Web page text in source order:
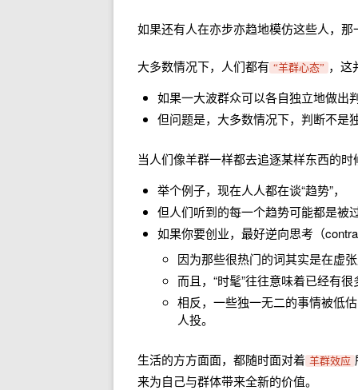
如果还有人在亦步亦趋地模仿这些人，那
大多数情况下，人们都有 “羊群心态” ，这
如果一大波群众可以各自独立地做出
但问题是，大多数情况下，判断不是
当人们像羊群一样都去追逐某样东西的时
举个例子，现在人人都在谈“趋势”，
但人们听到的每一个趋势可能都是被
如果你要创业，最好逆向思考（
因为那些很热门的词其实是在虚
而且，“时髦”往往意味着已经有
相反，一些独一无二的事情被低
人投。
生活的方方面面，都随时面对着 羊群效应
来为自己与群体带来全新的价值。